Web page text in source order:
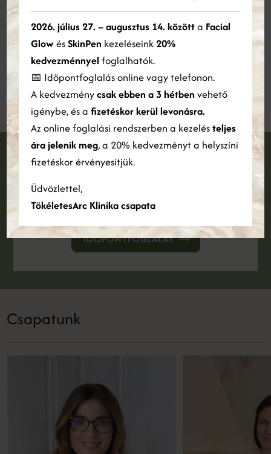
koncentrál, hanem az általános jóllét és életminőség
javítását is szolgálja. Fontos számomra megmutatni, hogy
az egészséges táplálkozás nem lemondásról szól: lehet
színes, változatos és örömteli – kalóriaszámolás és
szorongás nélkül.
Foglalj időpontot
Jelentkezz konzultációra és foglald le időpontodat
IDŐPONTFOGLALÁS
Csapatunk
2026. július 27. – augusztus 14. közötta Facial
GlowésSkinPen kezeléseink 20%
kedvezménnyel foglalhatók.
📅 Időpontfoglalás online vagy telefonon.
A kedvezménycsak ebben a 3 hétben vehető
igénybe, és a fizetéskor kerül levonásra.
Az online foglalási rendszerben a kezelésteljes
ára jelenik meg, a 20% kedvezményt a helyszíni
fizetéskor érvényesítjük.
Üdvözlettel,
TökéletesArc Klinika csapata
Ez a weboldal sütiket használ
Cookie-kat használunk a tartalom, a hirdetések személyre
szabására és a forgalom elemzésére. Webhelyünk Ön általi
használatára vonatkozó információkat megosztjuk hirdetési és
elemző partnereinkkel is, akik egyesíthetik azokat más
információkkal, amelyeket Ön biztosított számukra, vagy
amelyeket a szolgáltatásaik Ön általi használatából gyűjtöttek
össze.
Bővebben
ÖSSZES ELFOGADÁSA
ÖSSZES ELUTASÍTÁSA